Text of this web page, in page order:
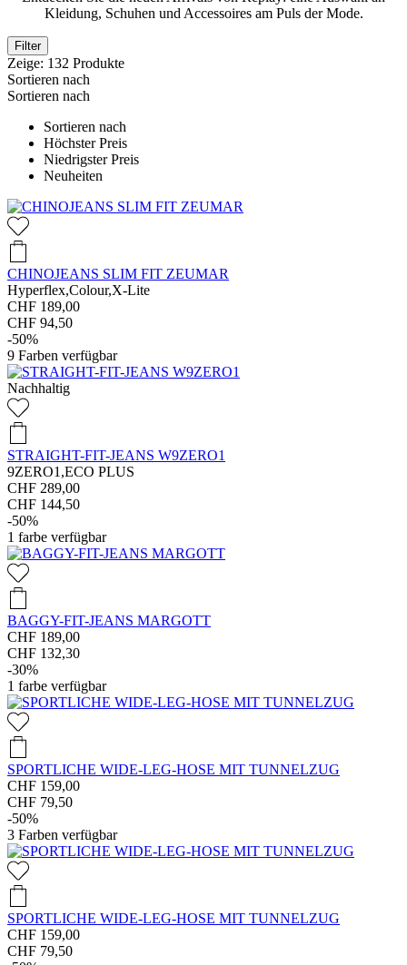
Kleidung, Schuhen und Accessoires am Puls der Mode.
Filter
Zeige: 132 Produkte
Sortieren nach
Sortieren nach
Sortieren nach
Höchster Preis
Niedrigster Preis
Neuheiten
CHINOJEANS SLIM FIT ZEUMAR
Hyperflex,Colour,X-Lite
CHF 189,00
CHF 94,50
-50%
9 Farben verfügbar
Nachhaltig
STRAIGHT-FIT-JEANS W9ZERO1
9ZERO1,ECO PLUS
CHF 289,00
CHF 144,50
-50%
1 farbe verfügbar
BAGGY-FIT-JEANS MARGOTT
CHF 189,00
CHF 132,30
-30%
1 farbe verfügbar
SPORTLICHE WIDE-LEG-HOSE MIT TUNNELZUG
CHF 159,00
CHF 79,50
-50%
3 Farben verfügbar
SPORTLICHE WIDE-LEG-HOSE MIT TUNNELZUG
CHF 159,00
CHF 79,50